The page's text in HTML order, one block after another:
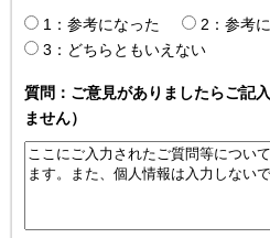
1：参考になった
2：参考
3：どちらともいえない
質問：ご意見がありましたらご記
ません）